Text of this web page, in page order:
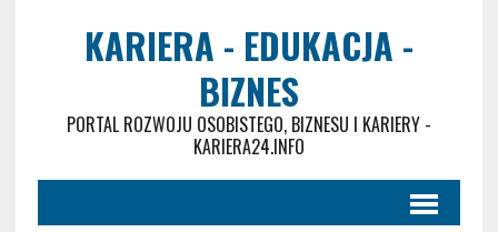
KARIERA - EDUKACJA -
BIZNES
PORTAL ROZWOJU OSOBISTEGO, BIZNESU I KARIERY -
KARIERA24.INFO